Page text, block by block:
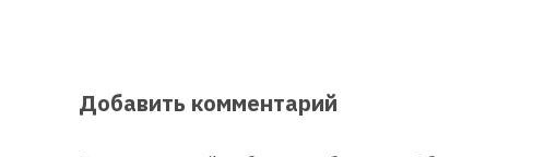
Добавить комментарий